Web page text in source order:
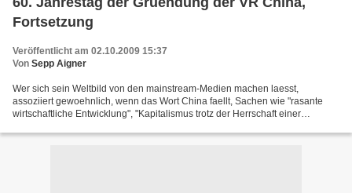
Fortsetzung
Veröffentlicht am 02.10.2009 15:37
Von Sepp Aigner
Wer sich sein Weltbild von den mainstream-Medien machen laesst,
assoziiert gewoehnlich, wenn das Wort China faellt, Sachen wie "rasante
wirtschaftliche Entwicklung", "Kapitalismus trotz der Herrschaft einer